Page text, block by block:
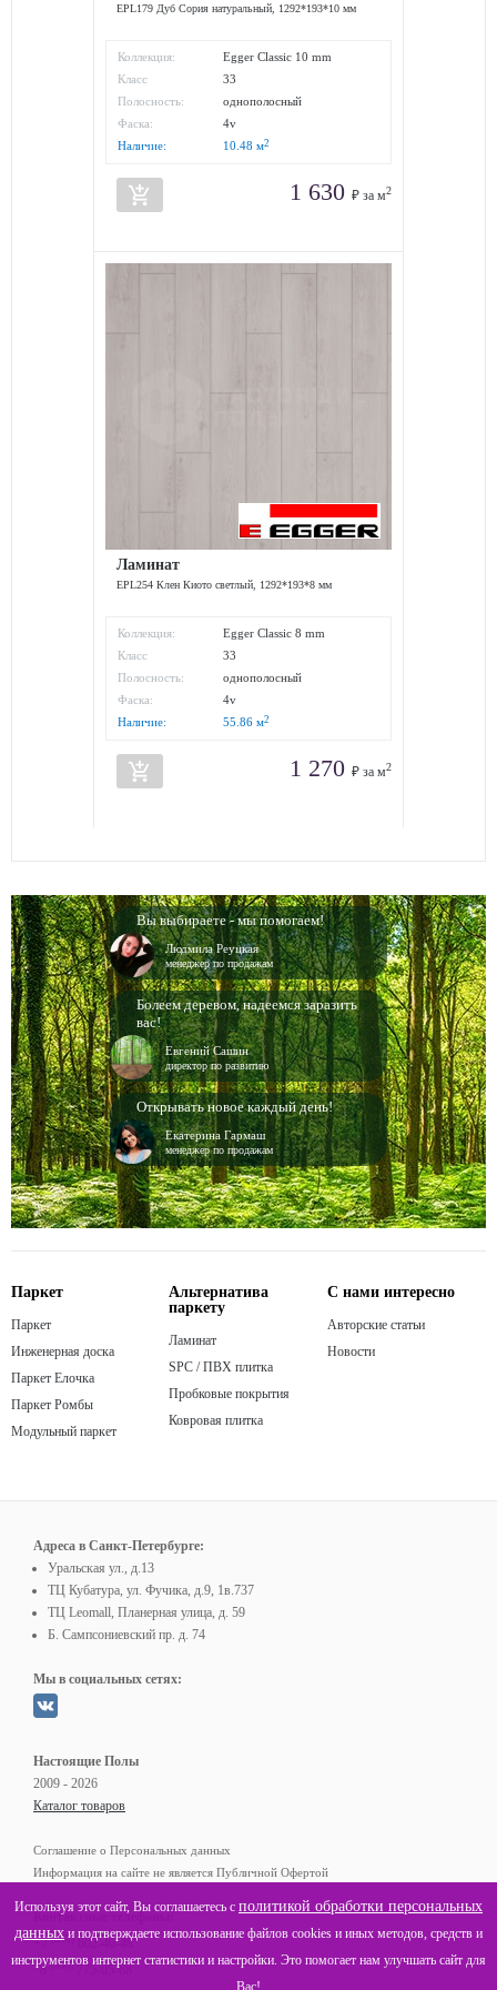
EPL179 Дуб Сория натуральный, 1292*193*10 мм
Коллекция:
Egger Classic 10 mm
Класс
износостойкости:
33
Полосность:
однополосный
Фаска:
4v
Наличие:
10.48 м2
add_shopping_cart 1 630 ₽ за м2
Ламинат
EPL254 Клен Киото светлый, 1292*193*8 мм
Коллекция:
Egger Classic 8 mm
Класс
износостойкости:
33
Полосность:
однополосный
Фаска:
4v
Наличие:
55.86 м2
add_shopping_cart 1 270 ₽ за м2
Вы выбираете - мы помогаем!
Людмила Реуцкая
менеджер по продажам
Болеем деревом, надеемся заразить
вас!
Евгений Сашин
директор по развитию
Открывать новое каждый день!
Екатерина Гармаш
менеджер по продажам
Паркет
Паркет
Инженерная доска
Паркет Елочка
Паркет Ромбы
Модульный паркет
Альтернатива
паркету
Ламинат
SPC / ПВХ плитка
Пробковые покрытия
Ковровая плитка
С нами интересно
Авторские статьи
Новости
Адреса в Санкт-Петербурге:
Уральская ул., д.13
ТЦ Кубатура, ул. Фучика, д.9, 1в.737
ТЦ Leomall, Планерная улица, д. 59
Б. Сампсониевский пр. д. 74
Мы в социальных сетях:
Настоящие Полы
2009 - 2026
Каталог товаров
Соглашение о Персональных данных
Информация на сайте не является Публичной Офертой
Контактные телефоны:
+7(812)
602-40-48
8 (800) 775-05-68
Используя этот сайт, Вы соглашаетесь с политикой обработки персональных
данных и подтверждаете использование файлов cookies и иных методов, средств и
инструментов интернет статистики и настройки. Это помогает нам улучшать сайт для
Вас!